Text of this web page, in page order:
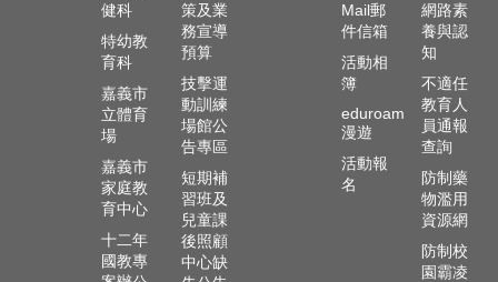
健科
特幼教
育科
嘉義市
立體育
場
嘉義市
家庭教
育中心
十二年
國教專
策及業
務宣導
預算
技擊運
動訓練
場館公
告專區
短期補
習班及
兒童課
後照顧
中心缺
Mail郵
件信箱
活動相
簿
eduroam
漫遊
活動報
名
網路素
養與認
知
不適任
教育人
員通報
查詢
防制藥
物濫用
資源網
防制校
園霸凌